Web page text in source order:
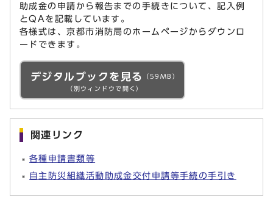
助成金の申請から報告までの手続きについて、記入例
とQAを記載しています。
各様式は、京都市消防局のホームページからダウンロ
ードできます。
デジタルブックを見る
（59MB）
（別ウィンドウで開く）
関連リンク
各種申請書類等
自主防災組織活動助成金交付申請等手続の手引き